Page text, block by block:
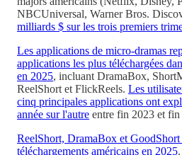
NBCUniversal, Warner Bros.
milliards $ sur les trois premiers
Les applications de micro-dramas
applications les plus téléchargées
en 2025, incluant DramaBox,
ReelShort et FlickReels. Les
cinq principales applications ont
année sur l'autre entre fin 2023 et fin
ReelShort, DramaBox et GoodShort
téléchargements américains en 2025